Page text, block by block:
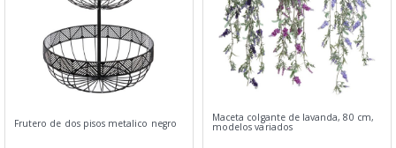
Frutero de dos pisos metalico negro Maceta colgante de lavanda, 80 cm,
modelos variados